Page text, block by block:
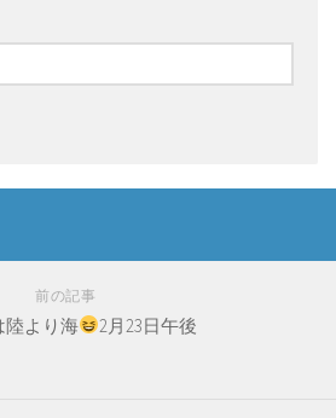
前の記事
陸より海 2月23日午後